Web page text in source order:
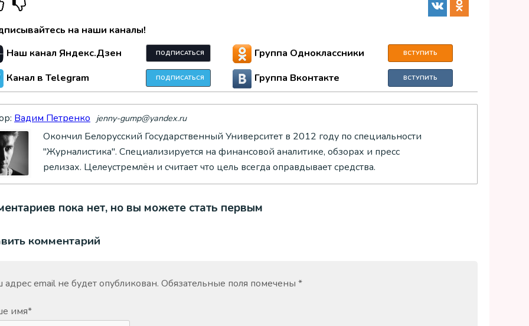
на наши каналы!
Наш канал Яндекс.Дзен
ПОДПИСАТЬСЯ
Канал в Telegram ПОДПИСАТЬСЯ
Группа Одноклассники ВСТУПИТЬ
Группа Вконтакте ВСТУПИТЬ
Вадим Петренко jenny-gump@yandex.ru
Окончил Белорусский Государственный Университет в 2012 году по специальности
"Журналистика". Специализируется на финансовой аналитике, обзорах и пресс
релизах. Целеустремлён и считает что цель всегда оправдывает средства.
пока нет, но вы можете стать первым
комментарий
адрес email не будет опубликован. Обязательные поля помечены *
имя*